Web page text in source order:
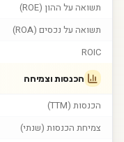
תשואה על ההון (ROE)
תשואה על נכסים (ROA)
ROIC
הכנסות וצמיחה
הכנסות (TTM)
צמיחת הכנסות (שנתי)